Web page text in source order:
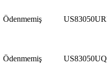
Ödenmemiş
Ödenmemiş